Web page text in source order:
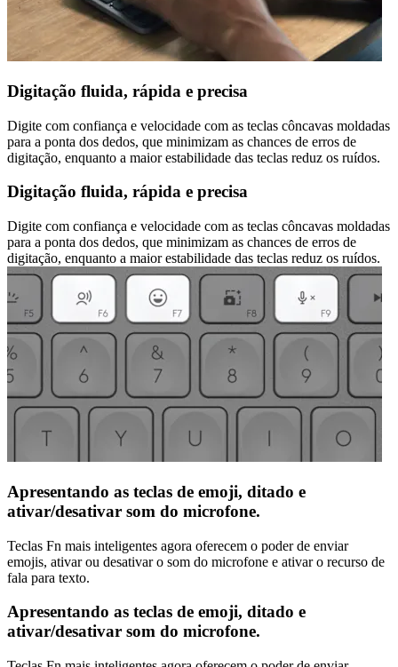
Digitação fluida, rápida e precisa
Digite com confiança e velocidade com as teclas côncavas moldadas
para a ponta dos dedos, que minimizam as chances de erros de
digitação, enquanto a maior estabilidade das teclas reduz os ruídos.
Digitação fluida, rápida e precisa
Digite com confiança e velocidade com as teclas côncavas moldadas
para a ponta dos dedos, que minimizam as chances de erros de
digitação, enquanto a maior estabilidade das teclas reduz os ruídos.
Apresentando as teclas de emoji, ditado e
ativar/desativar som do microfone.
Teclas Fn mais inteligentes agora oferecem o poder de enviar
emojis, ativar ou desativar o som do microfone e ativar o recurso de
fala para texto.
Apresentando as teclas de emoji, ditado e
ativar/desativar som do microfone.